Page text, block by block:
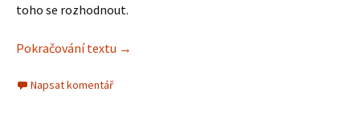
toho se rozhodnout.
Pokračování textu Moderní stínicí technika se stále více
→
Napsat komentář